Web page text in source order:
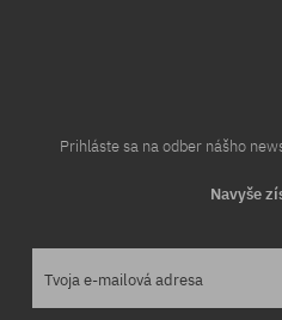
Prihláste sa na odber nášho
Navyše
Tvoja e-mailová adresa